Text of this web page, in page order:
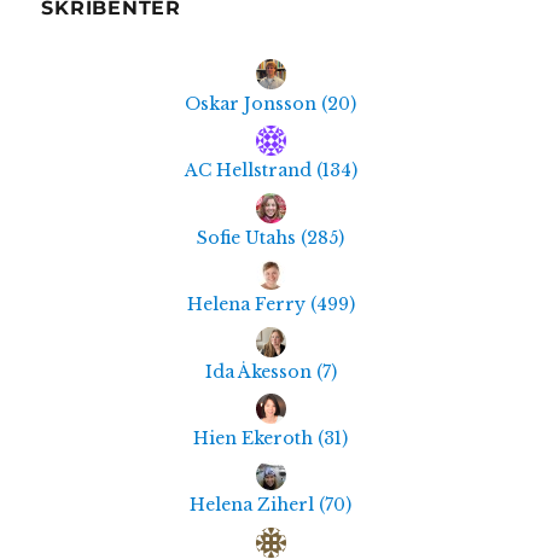
SKRIBENTER
Oskar Jonsson (20)
AC Hellstrand (134)
Sofie Utahs (285)
Helena Ferry (499)
Ida Åkesson (7)
Hien Ekeroth (31)
Helena Ziherl (70)